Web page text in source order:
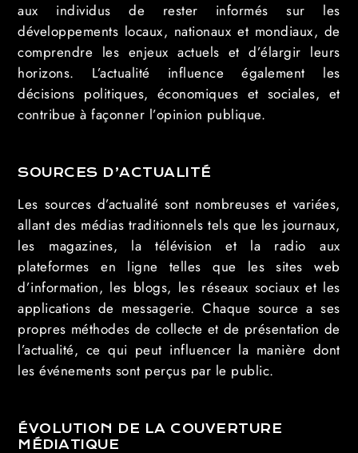
aux individus de rester informés sur les
développements locaux, nationaux et mondiaux, de
comprendre les enjeux actuels et d’élargir leurs
horizons. L’actualité influence également les
décisions politiques, économiques et sociales, et
contribue à façonner l’opinion publique.
SOURCES D’ACTUALITÉ
Les sources d’actualité sont nombreuses et variées,
allant des médias traditionnels tels que les journaux,
les magazines, la télévision et la radio aux
plateformes en ligne telles que les sites web
d’information, les blogs, les réseaux sociaux et les
applications de messagerie. Chaque source a ses
propres méthodes de collecte et de présentation de
l’actualité, ce qui peut influencer la manière dont
les événements sont perçus par le public.
ÉVOLUTION DE LA COUVERTURE
MÉDIATIQUE